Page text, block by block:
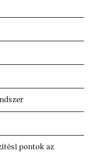
pontok az